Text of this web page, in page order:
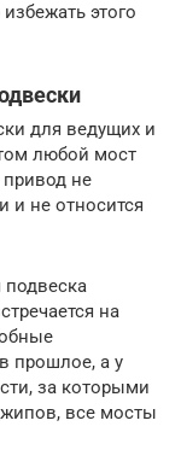
этого
для ведущих и
любой мост
не
и не относится
на
прошлое, а у
за которыми
все мосты